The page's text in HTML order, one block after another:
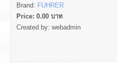
Brand: FUHRER
Price: 0.00 บาท
Created by: webadmin